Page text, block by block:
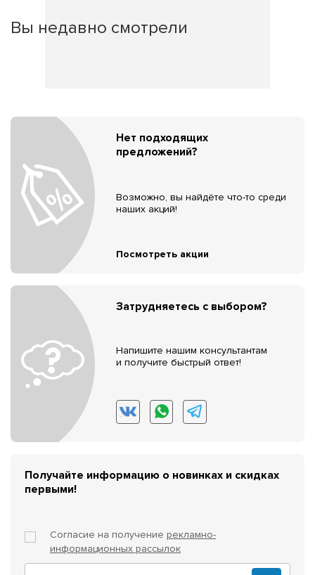
Вы недавно смотрели
Нет подходящих
предложений?
Возможно, вы найдёте что-то среди
наших акций!
Посмотреть акции
Затрудняетесь с выбором?
Напишите нашим консультантам
и получите быстрый ответ!
Получайте информацию о новинках и скидках
первыми!
Согласие на получение рекламно-
информационных рассылок